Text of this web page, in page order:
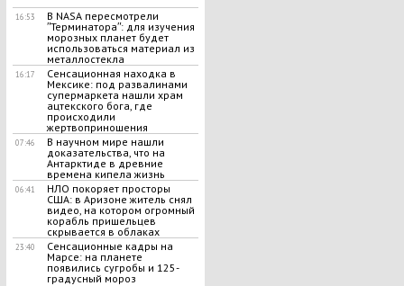
16:53
В NASA пересмотрели
ʺТерминатораʺ: для изучения
морозных планет будет
использоваться материал из
металлостекла
16:17
Сенсационная находка в
Мексике: под развалинами
супермаркета нашли храм
ацтекского бога, где
происходили
жертвоприношения
07:46
В научном мире нашли
доказательства, что на
Антарктиде в древние
времена кипела жизнь
06:41
НЛО покоряет просторы
США: в Аризоне житель снял
видео, на котором огромный
корабль пришельцев
скрывается в облаках
23:40
Сенсационные кадры на
Марсе: на планете
появились сугробы и 125-
градусный мороз